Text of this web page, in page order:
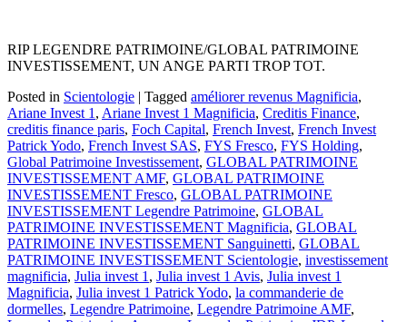
RIP LEGENDRE PATRIMOINE/GLOBAL PATRIMOINE
INVESTISSEMENT, UN ANGE PARTI TROP TOT.
Posted in Scientologie | Tagged améliorer revenus Magnificia,
Ariane Invest 1 , Ariane Invest 1 Magnificia, Creditis Finance,
creditis finance paris, Foch Capital, French Invest, French Invest
Patrick Yodo, French Invest SAS, FYS Fresco, FYS Holding,
Global Patrimoine Investissement, GLOBAL PATRIMOINE
INVESTISSEMENT AMF, GLOBAL PATRIMOINE
INVESTISSEMENT Fresco, GLOBAL PATRIMOINE
INVESTISSEMENT Legendre Patrimoine, GLOBAL
PATRIMOINE INVESTISSEMENT Magnificia, GLOBAL
PATRIMOINE INVESTISSEMENT Sanguinetti, GLOBAL
PATRIMOINE INVESTISSEMENT Scientologie, investissement
magnificia, Julia invest 1 , Julia invest 1 Avis, Julia invest 1
Magnificia, Julia invest 1 Patrick Yodo, la commanderie de
dormelles, Legendre Patrimoine, Legendre Patrimoine AMF,